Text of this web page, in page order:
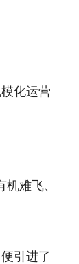
化运营
难飞、
引进了